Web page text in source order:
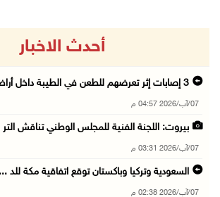
أحدث الاخبار
3 إصابات إثر تعرضهم للطعن في الطيبة داخل أراض ...
07/آب/2026 04:57 م
بيروت: اللجنة الفنية للمجلس الوطني تناقش
07/آب/2026 03:31 م
السعودية وتركيا وباكستان توقع اتفاقية مكة للد ...
07/آب/2026 02:38 م